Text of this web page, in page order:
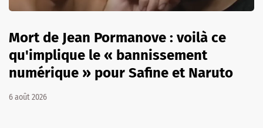
Mort de Jean Pormanove : voilà ce
qu'implique le « bannissement
numérique » pour Safine et Naruto
6 août 2026